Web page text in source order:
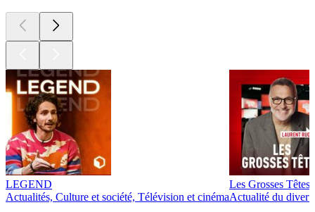
LEGEND
Actualités, Culture et société, Télévision et cinéma
Les Grosses Têtes
Actualité du